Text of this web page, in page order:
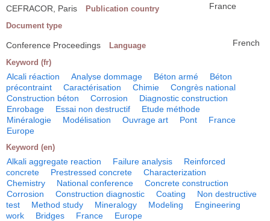
CEFRACOR, Paris Publication country France
Document type
Conference Proceedings Language French
Keyword (fr)
Alcali réaction Analyse dommage Béton armé
Béton
précontraint
Caractérisation Chimie
Congrès national
Construction béton
Corrosion
Diagnostic construction
Enrobage
Essai non destructif
Etude méthode
Minéralogie
Modélisation Ouvrage art Pont
France
Europe
Keyword (en)
Alkali aggregate reaction Failure analysis
Reinforced
concrete
Prestressed concrete
Characterization
Chemistry
National conference
Concrete construction
Corrosion
Construction diagnostic Coating
Non destructive
test
Method study Mineralogy Modeling
Engineering
work
Bridges France Europe